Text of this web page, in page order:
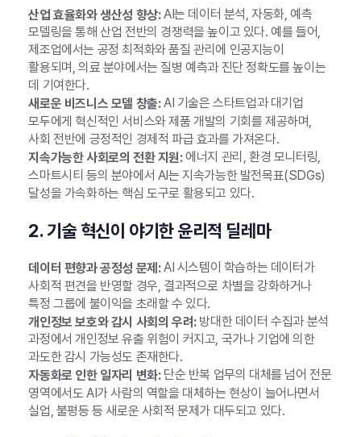
산업 효율화와 생산성 향상:AI는 데이터 분석, 자동화, 예측
모델링을 통해 산업 전반의 경쟁력을 높이고 있다. 예를 들어,
제조업에서는 공정 최적화와 품질 관리에 인공지능이
활용되며, 의료 분야에서는 질병 예측과 진단 정확도를 높이는
데 기여한다.
새로운 비즈니스 모델 창출:AI 기술은 스타트업과 대기업
모두에게 혁신적인 서비스와 제품 개발의 기회를 제공하며,
사회 전반에 긍정적인 경제적 파급 효과를 가져온다.
지속가능한 사회로의 전환 지원:에너지 관리, 환경 모니터링,
스마트시티 등의 분야에서 AI는 지속가능한 발전목표(SDGs)
달성을 가속화하는 핵심 도구로 활용되고 있다.
2. 기술 혁신이 야기한 윤리적 딜레마
데이터 편향과 공정성 문제:AI 시스템이 학습하는 데이터가
사회적 편견을 반영할 경우, 결과적으로 차별을 강화하거나
특정 그룹에 불이익을 초래할 수 있다.
개인정보 보호와 감시 사회의 우려:방대한 데이터 수집과 분석
과정에서 개인정보 유출 위험이 커지고, 국가나 기업에 의한
과도한 감시 가능성도 존재한다.
자동화로 인한 일자리 변화:단순 반복 업무의 대체를 넘어 전문
영역에서도 AI가 사람의 역할을 대체하는 현상이 늘어나면서
실업, 불평등 등 새로운 사회적 문제가 대두되고 있다.